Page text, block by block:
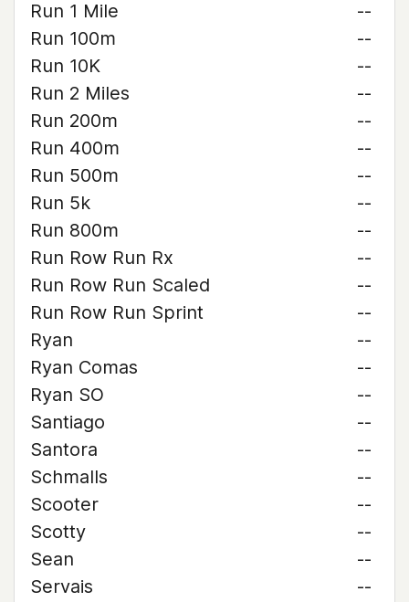
Run 1 Mile
--
Run 100m
--
Run 10K
--
Run 2 Miles
--
Run 200m
--
Run 400m
--
Run 500m
--
Run 5k
--
Run 800m
--
Run Row Run Rx
--
Run Row Run Scaled
--
Run Row Run Sprint
--
Ryan
--
Ryan Comas
--
Ryan SO
--
Santiago
--
Santora
--
Schmalls
--
Scooter
--
Scotty
--
Sean
--
Servais
--